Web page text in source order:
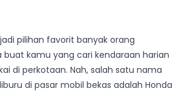
pilihan favorit banyak orang
kamu yang cari kendaraan harian
di perkotaan. Nah, salah satu nama
di pasar mobil bekas adalah Honda